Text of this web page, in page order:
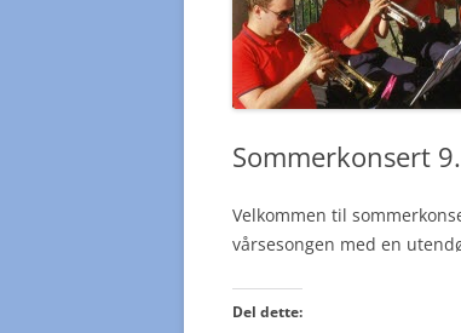
Sommerkonsert
Velkommen til
vårsesongen med en
Del dette: